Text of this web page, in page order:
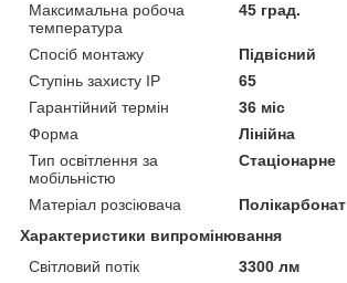
Максимальна робоча
температура
45 град.
Спосіб монтажу
Підвісний
Ступінь захисту IP
65
Гарантійний термін
36 міс
Форма
Лінійна
Тип освітлення за
мобільністю
Стаціонарне
Матеріал розсіювача
Полікарбонат
Характеристики випромінювання
Світловий потік
3300 лм